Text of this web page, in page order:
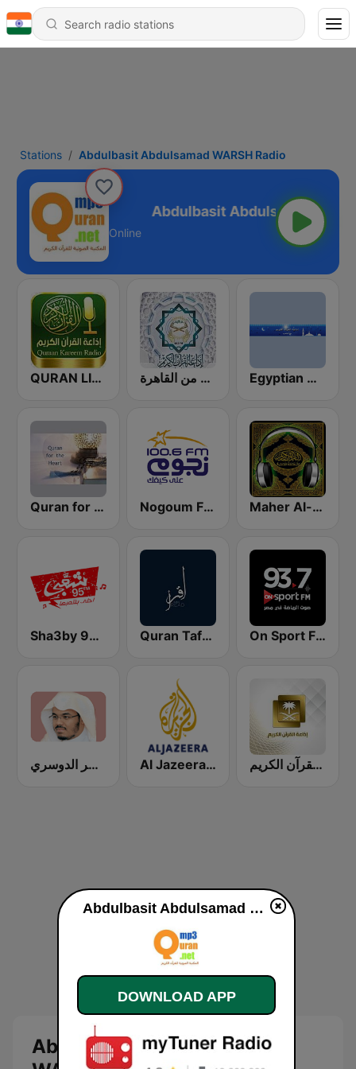
Stations Abdulbasit Abdulsamad WARSH Radio
Radio
Online
QURAN LIVE RADIO إذاعة القرآن الكريم من القاهرة Egyptian Holy Quran Radio (اذاعه القرآن الكريم المصريه)
Quran for the Heart القرآن للقلب Nogoum FM 100.6 (نجوم فم) Maher Al-Muaiqly (ماهر المعيقلي)
Sha3by 95 FM Quran Tafsir by Sharawi and Nabulsi On Sport FM
إذاعة الشيخ ياسر الدوسري Al Jazeera Arabic (قناة الجزيرة) إذاعة القرآن الكريم - Holy Quran Radio
Abdulbasit Abdulsamad
Abdulbasit Abdulsamad WARSH Radio online
DOWNLOAD APP